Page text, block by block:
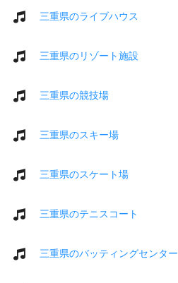
三重県のライブハウス
三重県のリゾート施設
三重県の競技場
三重県のスキー場
三重県のスケート場
三重県のテニスコート
三重県のバッティングセンター